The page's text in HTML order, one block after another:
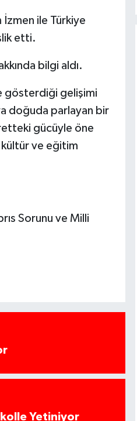
ile Türkiye
etti.
bilgi aldı.
gösterdiği gelişimi
doğuda parlayan bir
gücüyle öne
kültür ve eğitim
Sorunu ve Milli
Yetiniyor